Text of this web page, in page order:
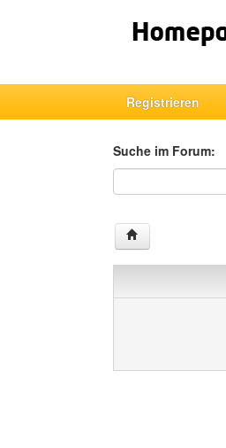
Registrieren
Suche im Forum:
Suche im Forum